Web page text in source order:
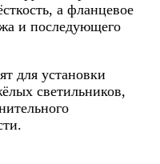
а фланцевое
и последующего
для установки
светильников,